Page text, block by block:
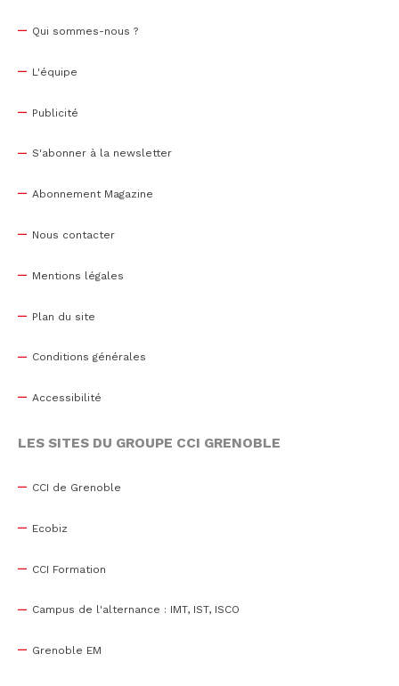
Qui sommes-nous ?
L'équipe
Publicité
S'abonner à la newsletter
Abonnement Magazine
Nous contacter
Mentions légales
Plan du site
Conditions générales
Accessibilité
LES SITES DU GROUPE CCI GRENOBLE
CCI de Grenoble
Ecobiz
CCI Formation
Campus de l'alternance : IMT, IST, ISCO
Grenoble EM